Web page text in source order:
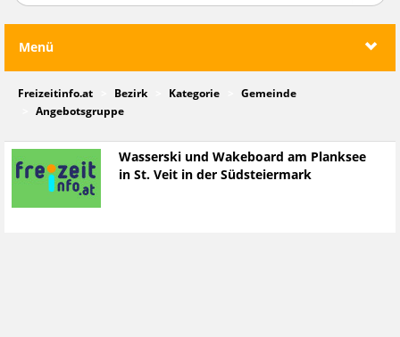
Menü
Freizeitinfo.at Bezirk Kategorie
Gemeinde
Angebotsgruppe
Wasserski und Wakeboard am Planksee
in St. Veit in der Südsteiermark